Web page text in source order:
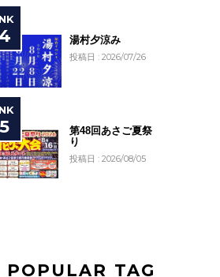
湯村夕涼み
投稿日 : 2026/07/26
第48回あさご夏祭
り
投稿日 : 2026/08/05
POPULAR TAG